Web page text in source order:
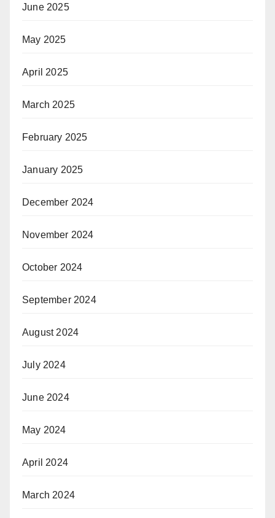
June 2025
May 2025
April 2025
March 2025
February 2025
January 2025
December 2024
November 2024
October 2024
September 2024
August 2024
July 2024
June 2024
May 2024
April 2024
March 2024